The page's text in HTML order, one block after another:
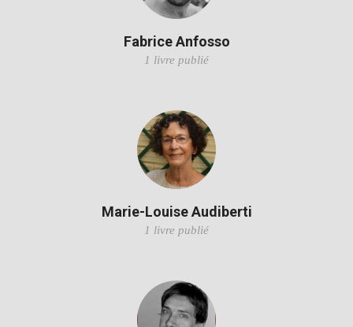
Fabrice Anfosso
1 livre publié
Marie-Louise Audiberti
1 livre publié